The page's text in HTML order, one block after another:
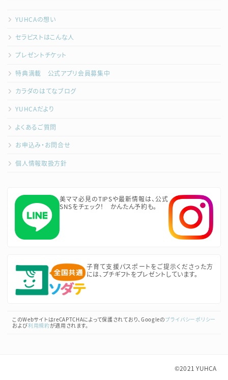
YUHCAの想い
セラピストはこんな人
プレゼントチケット
特典満載 公式アプリ会員募集中
カラダのはてなブログ
YUHCAだより
よくあるご質問
お申込み・お問合せ
個人情報取扱方針
美ママ必見のTIPSや最新情報は、公式
SNSをチェック！ かんたん予約も。
子育て支援パスポートをご提示くださった方
には、プチギフトをプレゼントしています。
このWebサイトはreCAPTCHAによって保護されており、Googleのプライバシーポリシー
および利用規約が適用されます。
©2021YUHCA